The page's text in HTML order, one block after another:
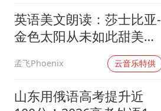
英语美文朗读：莎士比亚-
金色太阳从未如此甜美吻
孟飞Phoenix 云音乐特供
山东用俄语高考提升近